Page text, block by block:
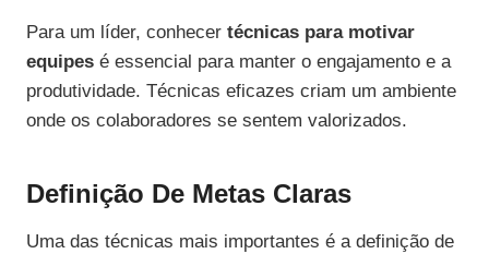
Para um líder, conhecer técnicas para motivar
equipes é essencial para manter o engajamento e a
produtividade. Técnicas eficazes criam um ambiente
onde os colaboradores se sentem valorizados.
Definição De Metas Claras
Uma das técnicas mais importantes é a definição de